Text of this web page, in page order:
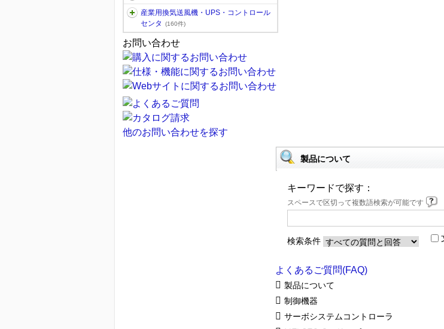
産業用換気送風機・UPS・コントロール
センタ
(160件)
お問い合わせ
他のお問い合わせを探す
製品について
キーワードで探す：
スペースで区切って複数語検索が可能です
検索条件
よくあるご質問(FAQ)
製品について
制御機器
サーボシステムコントローラ